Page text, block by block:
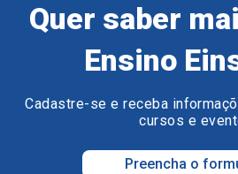
Quer saber
Ensino
Cadastre-se e receba
cursos e
Preencha o